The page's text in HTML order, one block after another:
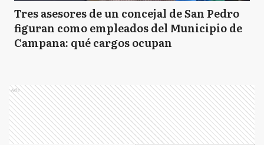
Tres asesores de un concejal de San Pedro
figuran como empleados del Municipio de
Campana: qué cargos ocupan
Ads